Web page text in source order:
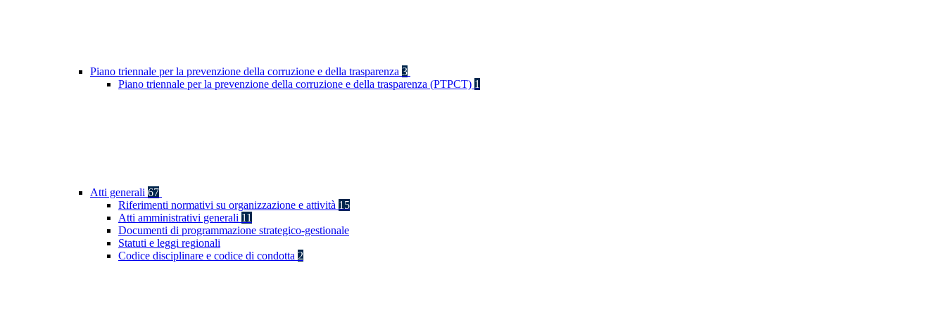
Piano triennale per la prevenzione della corruzione e della trasparenza 3
Piano triennale per la prevenzione della corruzione e della trasparenza (PTPCT) 1
Atti generali 67
Riferimenti normativi su organizzazione e attività 15
Atti amministrativi generali 11
Documenti di programmazione strategico-gestionale
Statuti e leggi regionali
Codice disciplinare e codice di condotta 2